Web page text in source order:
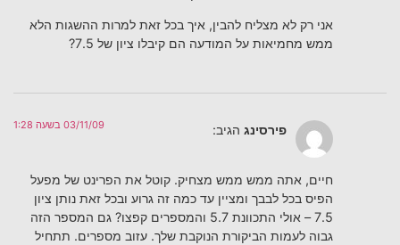
אני רק לא מצליח להבין, איך בכל זאת למרות ההשגות הלא
ממש מחמיאות על המודעה הם קיבלו ציון של 7.5?
פירסינג הגיב: 03/11/09 בשעה 1:28
חיים, אתה ממש ממש מצחיק. קוטל את הפרינט של מפעל
הפיס בכל לבבך ומציין עד כמה זה גרוע ובכל זאת נותן ציון
7.5 – אולי התכוונת 5.7 והמספרים קפצו? גם המספר הזה
גבוה לעמות הביקורת הנוקבת שלך. עזוב מספרים. תתחיל